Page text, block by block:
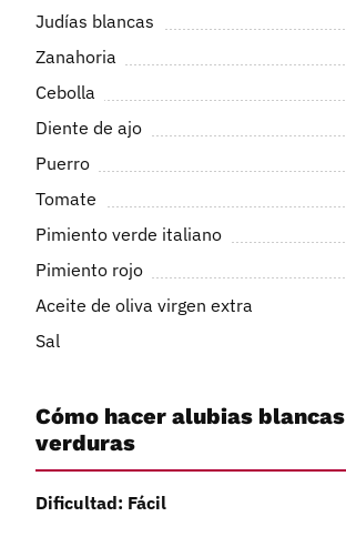
Judías blancas
Zanahoria
Cebolla
Diente de ajo
Puerro
Tomate
Pimiento verde italiano
Pimiento rojo
Aceite de oliva virgen extra
Sal
Cómo hacer alubias
verduras
Dificultad: Fácil